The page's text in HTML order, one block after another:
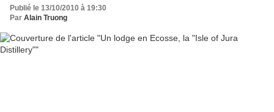
Publié le 13/10/2010 à 19:30
Par Alain Truong